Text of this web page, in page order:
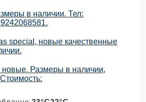
в наличии. Тел:
special, новые качественные
новые. Размеры в наличии,